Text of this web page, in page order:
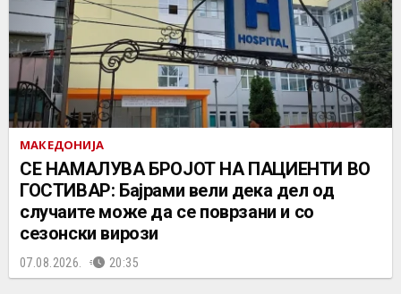
МАКЕДОНИЈА
СЕ НАМАЛУВА БРОЈОТ НА ПАЦИЕНТИ ВО
ГОСТИВАР: Бајрами вели дека дел од
случаите може да се поврзани и со
сезонски вирози
07.08.2026. 20:35